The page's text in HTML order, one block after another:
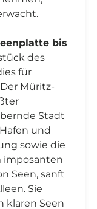
bis
des
für
Der Müritz-
Stadt
und
sowie die
imposanten
Seen, sanft
Sie
klaren Seen